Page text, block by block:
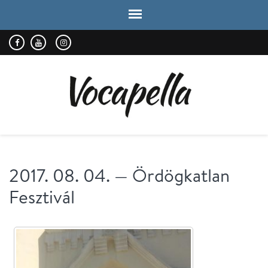
2017. 08. 04. — Ördögkatlan
Fesztivál